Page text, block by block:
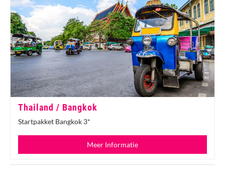
Thailand / Bangkok
Startpakket Bangkok 3*
Meer Informatie